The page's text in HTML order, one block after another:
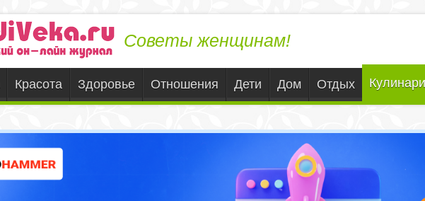
Советы женщинам!
Красота Здоровье Отношения Дети Дом Отдых